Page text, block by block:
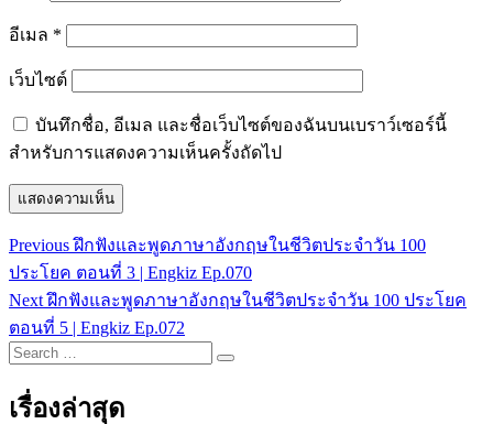
อีเมล *
เว็บไซต์
บันทึกชื่อ, อีเมล และชื่อเว็บไซต์ของฉันบนเบราว์เซอร์นี้
สำหรับการแสดงความเห็นครั้งถัดไป
แนะแนว
เรื่อง
PreviousPrevious
post:
ฝึกฟังและพูดภาษาอังกฤษในชีวิตประจำวัน 100
ประโยค ตอนที่ 3 | Engkiz Ep.070
NextNext
post:
ฝึกฟังและพูดภาษาอังกฤษในชีวิตประจำวัน 100 ประโยค
ตอนที่ 5 | Engkiz Ep.072
Search
…
เรื่องล่าสุด